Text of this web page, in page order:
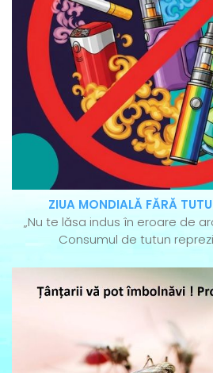
ZIUA MONDIALĂ FĂRĂ
„Nu te lăsa indus în eroare de
Consumul de tutun